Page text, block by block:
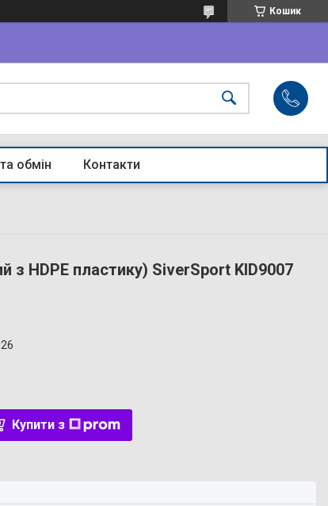
Кошик
обмін Контакти
з HDPE пластику) SiverSport KID9007
Купити з